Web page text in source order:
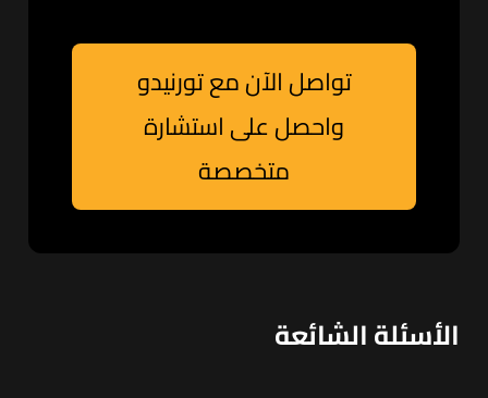
تواصل الآن مع تورنيدو
واحصل على استشارة
متخصصة
الأسئلة الشائعة